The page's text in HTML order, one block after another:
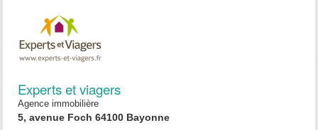
Experts et viagers
Agence immobilière
5, avenue Foch 64100 Bayonne